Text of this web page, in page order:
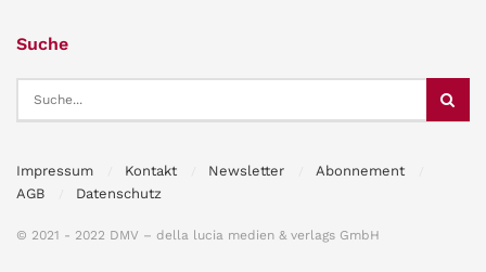
Suche
Impressum Kontakt Newsletter
Abonnement
AGB
Datenschutz
© 2021 - 2022 DMV – della lucia medien & verlags GmbH